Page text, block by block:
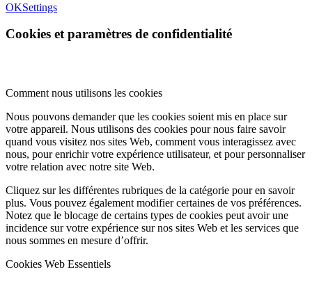
OKSettings
Cookies et paramètres de confidentialité
Comment nous utilisons les cookies
Nous pouvons demander que les cookies soient mis en place sur
votre appareil. Nous utilisons des cookies pour nous faire savoir
quand vous visitez nos sites Web, comment vous interagissez avec
nous, pour enrichir votre expérience utilisateur, et pour personnaliser
votre relation avec notre site Web.
Cliquez sur les différentes rubriques de la catégorie pour en savoir
plus. Vous pouvez également modifier certaines de vos préférences.
Notez que le blocage de certains types de cookies peut avoir une
incidence sur votre expérience sur nos sites Web et les services que
nous sommes en mesure d’offrir.
Cookies Web Essentiels